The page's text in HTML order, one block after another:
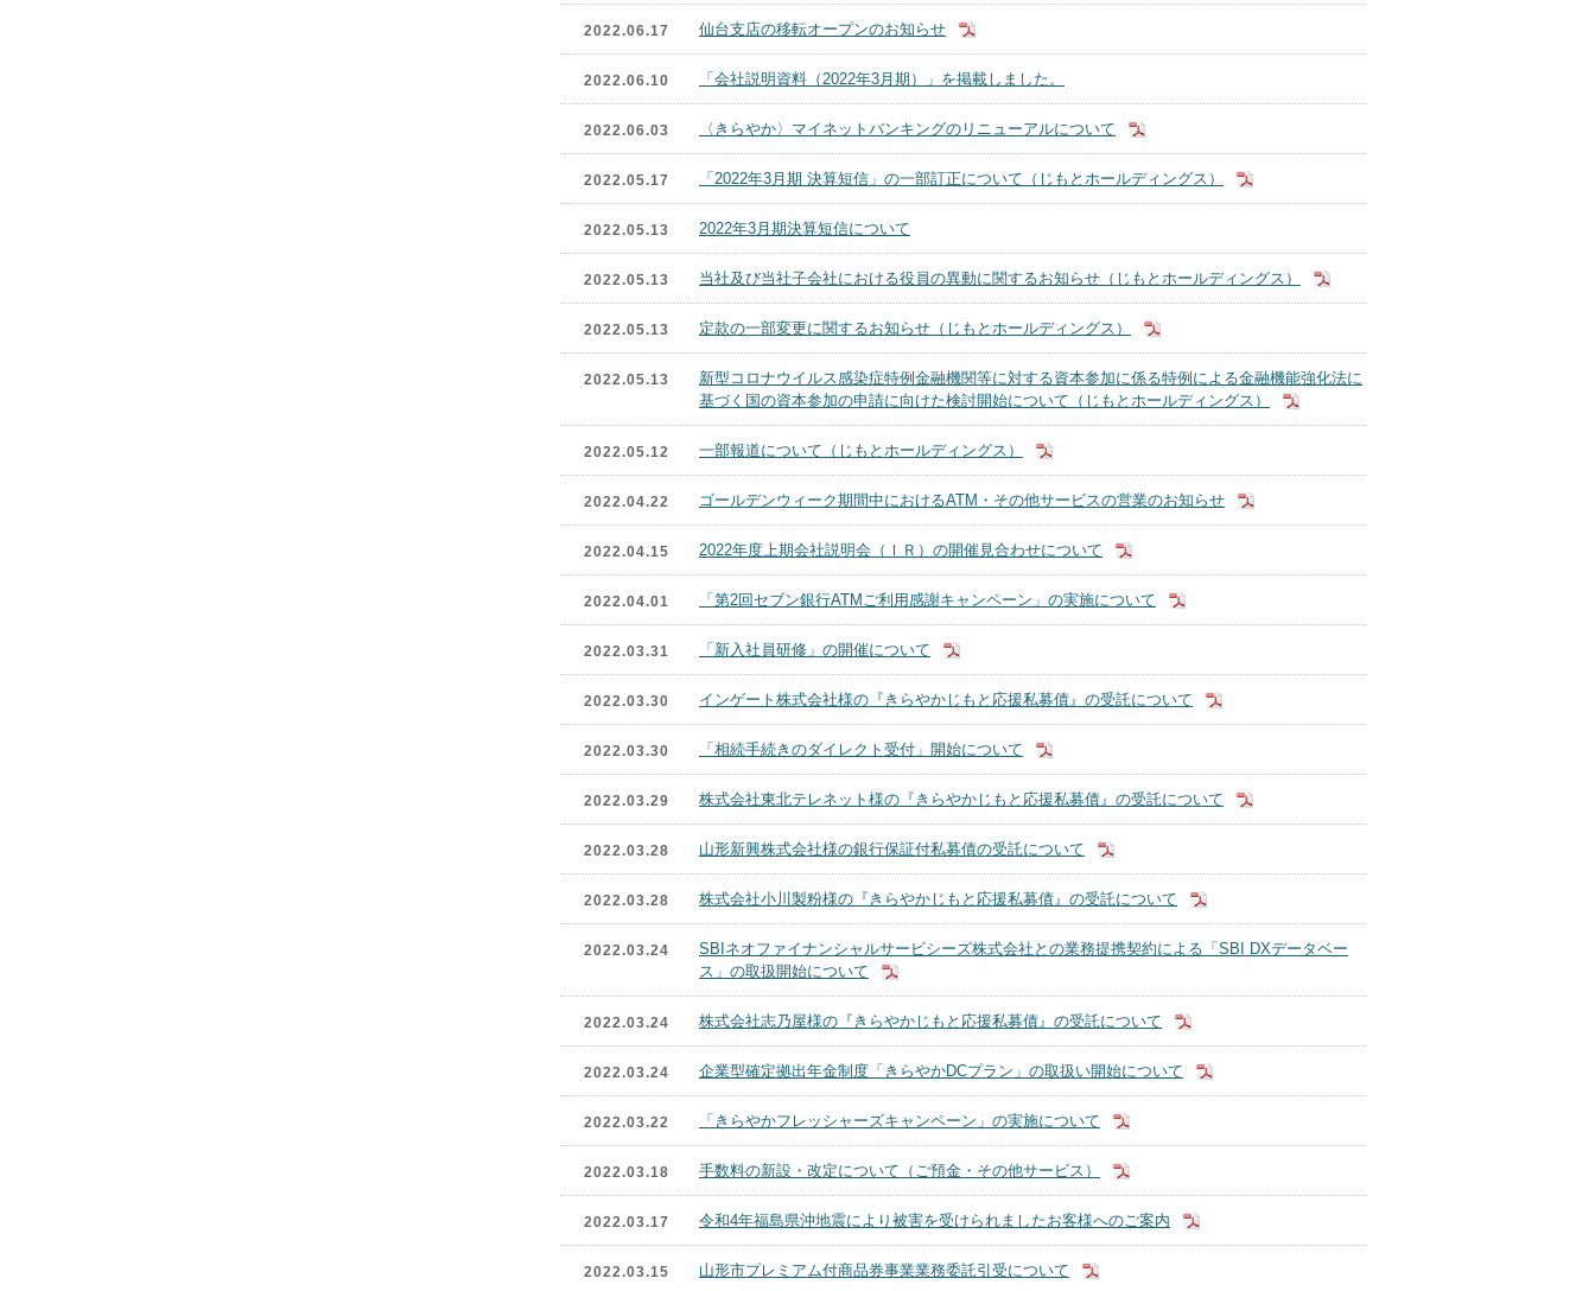
2022.06.17 仙台支店の移転オープンのお知らせ
2022.06.10 「会社説明資料（2022年3月期）」を掲載しました。
2022.06.03 〈きらやか〉マイネットバンキングのリニューアルについて
2022.05.17 「2022年3月期 決算短信」の一部訂正について（じもとホールディングス）
2022.05.13 2022年3月期決算短信について
2022.05.13 当社及び当社子会社における役員の異動に関するお知らせ（じもとホールディングス）
2022.05.13 定款の一部変更に関するお知らせ（じもとホールディングス）
2022.05.13
新型コロナウイルス感染症特例金融機関等に対する資本参加に係る特例による金融機能強化法に
基づく国の資本参加の申請に向けた検討開始について（じもとホールディングス）
2022.05.12 一部報道について（じもとホールディングス）
2022.04.22 ゴールデンウィーク期間中におけるATM・その他サービスの営業のお知らせ
2022.04.15 2022年度上期会社説明会（ＩＲ）の開催見合わせについて
2022.04.01 「第2回セブン銀行ATMご利用感謝キャンペーン」の実施について
2022.03.31 「新入社員研修」の開催について
2022.03.30 インゲート株式会社様の『きらやかじもと応援私募債』の受託について
2022.03.30 「相続手続きのダイレクト受付」開始について
2022.03.29 株式会社東北テレネット様の『きらやかじもと応援私募債』の受託について
2022.03.28 山形新興株式会社様の銀行保証付私募債の受託について
2022.03.28 株式会社小川製粉様の『きらやかじもと応援私募債』の受託について
2022.03.24
SBIネオファイナンシャルサービシーズ株式会社との業務提携契約による「SBI DXデータベー
ス」の取扱開始について
2022.03.24 株式会社志乃屋様の『きらやかじもと応援私募債』の受託について
2022.03.24 企業型確定拠出年金制度「きらやかDCプラン」の取扱い開始について
2022.03.22 「きらやかフレッシャーズキャンペーン」の実施について
2022.03.18 手数料の新設・改定について（ご預金・その他サービス）
2022.03.17 令和4年福島県沖地震により被害を受けられましたお客様へのご案内
2022.03.15 山形市プレミアム付商品券事業業務委託引受について